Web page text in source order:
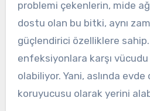
problemi çekenlerin, mide
dostu olan bu bitki, aynı
güçlendirici özelliklere
enfeksiyonlara karşı vücudu
olabiliyor. Yani, aslında evde
koruyucusu olarak yerini